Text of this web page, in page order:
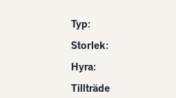
Typ:
Storlek:
Hyra:
Tillträde